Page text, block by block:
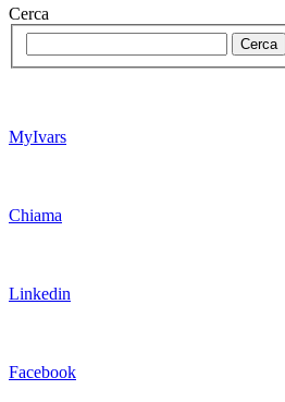
Cerca
MyIvars
Chiama
Linkedin
Facebook